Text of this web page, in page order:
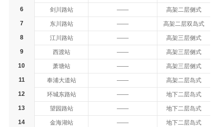
6
剑川路站 ——
高架二层侧式
7
东川路站 ——
高架二层双岛式
8
江川路站 ——
高架三层侧式
9
西渡站 ——
高架三层侧式
10
萧塘站 ——
高架三层侧式
11
奉浦大道站 ——
高架二层岛式
12
环城东路站 ——
地下二层岛式
13
望园路站 ——
地下二层岛式
14
金海湖站 ——
地下二层岛式